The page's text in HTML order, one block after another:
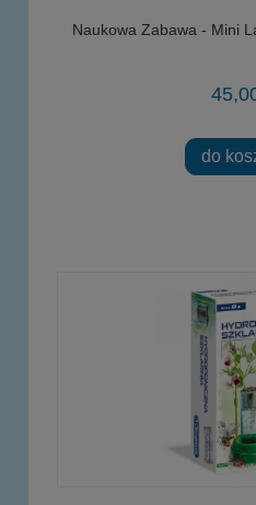
Naukowa Zabawa - Mini
do